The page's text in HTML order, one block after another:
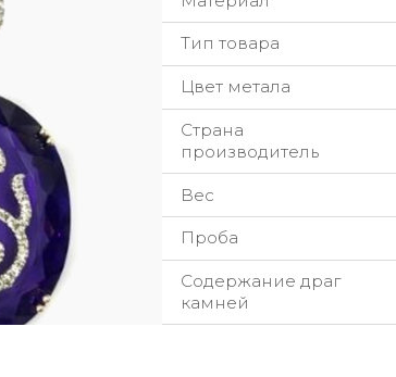
Тип товара
Цвет метала
Страна
производитель
Вес
Проба
Содержание драг
камней